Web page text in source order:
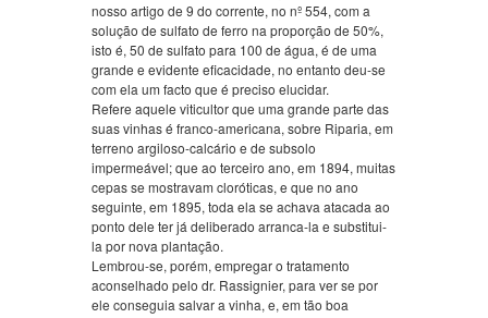
nosso artigo de 9 do corrente, no nº 554, com a
solução de sulfato de ferro na proporção de 50%,
isto é, 50 de sulfato para 100 de água, é de uma
grande e evidente eficacidade, no entanto deu-se
com ela um facto que é preciso elucidar.
Refere aquele viticultor que uma grande parte das
suas vinhas é franco-americana, sobre Riparia, em
terreno argiloso-calcário e de subsolo
impermeável; que ao terceiro ano, em 1894, muitas
cepas se mostravam cloróticas, e que no ano
seguinte, em 1895, toda ela se achava atacada ao
ponto dele ter já deliberado arranca-la e substitui-
la por nova plantação.
Lembrou-se, porém, empregar o tratamento
aconselhado pelo dr. Rassignier, para ver se por
ele conseguia salvar a vinha, e, em tão boa